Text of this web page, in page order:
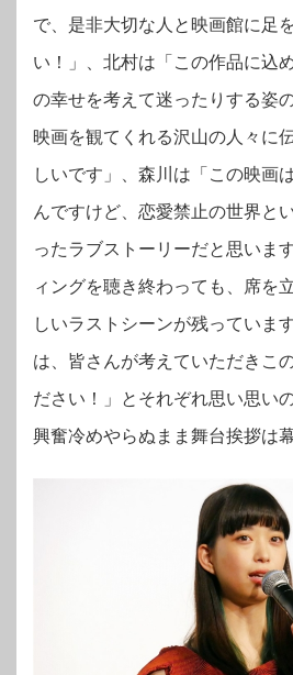
で、是非大切な人と映画館に足
い！」、北村は「この作品に込
の幸せを考えて迷ったりする姿
映画を観てくれる沢山の人々に
しいです」、森川は「この映画
んですけど、恋愛禁止の世界と
ったラブストーリーだと思いま
ィングを聴き終わっても、席を
しいラストシーンが残っていま
は、皆さんが考えていただきこ
ださい！」とそれぞれ思い思い
興奮冷めやらぬまま舞台挨拶は